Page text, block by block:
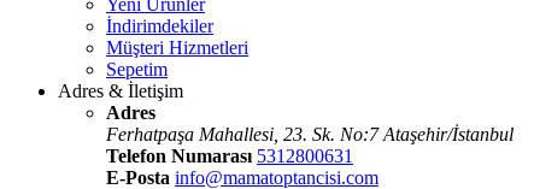
İndirimdekiler
Müşteri Hizmetleri
Sepetim
Adres & İletişim
Adres
Ferhatpaşa Mahallesi, 23. Sk. No:7 Ataşehir/İstanbul
Telefon Numarası 5312800631
E-Posta info@mamatoptancisi.com